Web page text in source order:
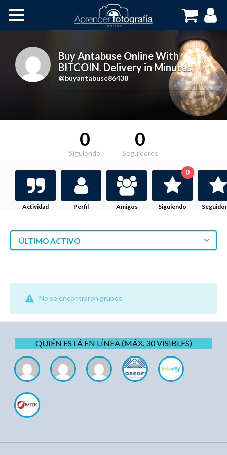
Cursos OnLine
Buy Antabuse Online With
BITCOIN. Delivery in Minutes,
@buyantabuse86438
0
Siguiendo
0
Seguidores
Actividad Perfil Amigos Siguiendo
0
ÚLTIMO ACTIVO
No se encontraron grupos.
QUIÉN ESTÁ EN LÍNEA (MÁX. 30 VISIBLES)